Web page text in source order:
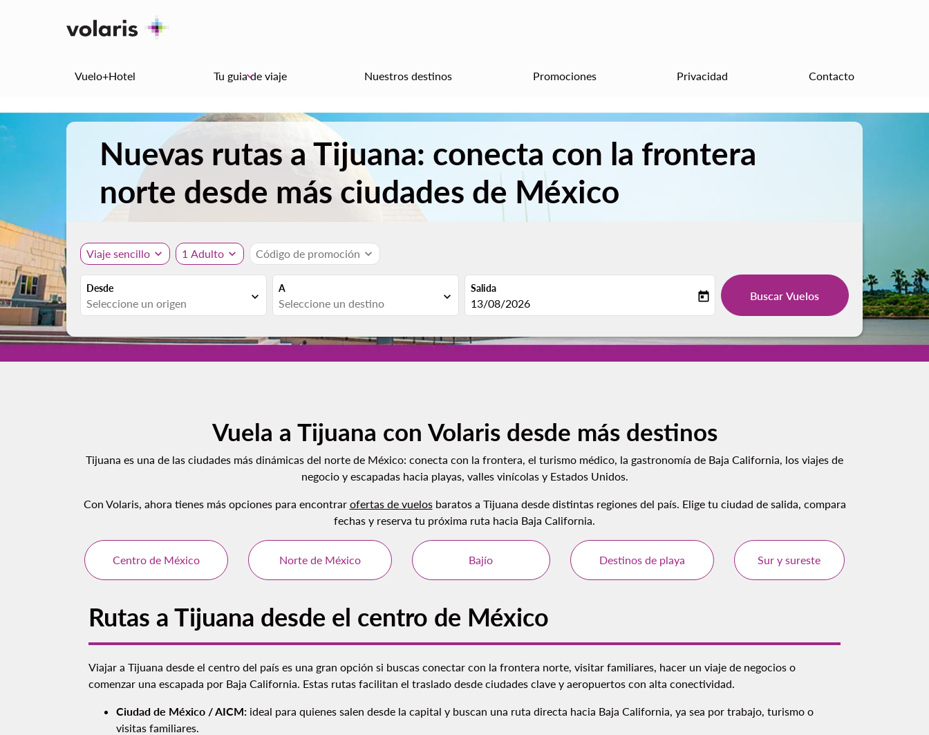
Vuelo+Hotel Tu guia de viaje
keyboard_arrow_down Nuestros destinos Promociones Privacidad Contacto
Nuevas rutas a Tijuana: conecta con la frontera
norte desde más ciudades de México
Viaje sencillo expand_more 1 Adulto expand_more Código de promoción expand_more
Desde
expand_more
A
expand_more
Salida
fc-booking-departure-date-aria-label
13/08/2026 today Buscar Vuelos
Vuela a Tijuana con Volaris desde más destinos
Tijuana es una de las ciudades más dinámicas del norte de México: conecta con la frontera, el turismo médico, la gastronomía de Baja California, los viajes de
negocio y escapadas hacia playas, valles vinícolas y Estados Unidos.
Con Volaris, ahora tienes más opciones para encontrar ofertas de vuelosbaratos a Tijuana desde distintas regiones del país. Elige tu ciudad de salida, compara
fechas y reserva tu próxima ruta hacia Baja California.
Centro de México Norte de México Bajío Destinos de playa Sur y sureste
Rutas a Tijuana desde el centro de México
Viajar a Tijuana desde el centro del país es una gran opción si buscas conectar con la frontera norte, visitar familiares, hacer un viaje de negocios o
comenzar una escapada por Baja California. Estas rutas facilitan el traslado desde ciudades clave y aeropuertos con alta conectividad.
Ciudad de México / AICM: ideal para quienes salen desde la capital y buscan una ruta directa hacia Baja California, ya sea por trabajo, turismo o
visitas familiares.